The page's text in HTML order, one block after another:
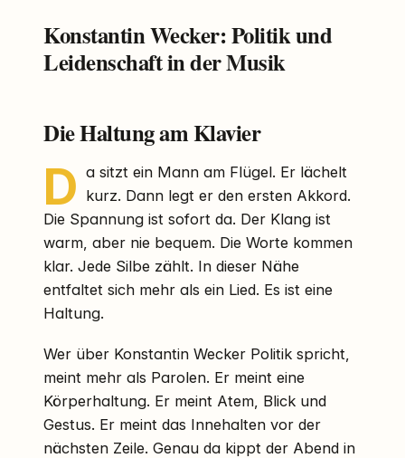
Konstantin Wecker: Politik und
Leidenschaft in der Musik
Die Haltung am Klavier
D a sitzt ein Mann am Flügel. Er lächelt
kurz. Dann legt er den ersten Akkord.
Die Spannung ist sofort da. Der Klang ist
warm, aber nie bequem. Die Worte kommen
klar. Jede Silbe zählt. In dieser Nähe
entfaltet sich mehr als ein Lied. Es ist eine
Haltung.
Wer über Konstantin Wecker Politik spricht,
meint mehr als Parolen. Er meint eine
Körperhaltung. Er meint Atem, Blick und
Gestus. Er meint das Innehalten vor der
nächsten Zeile. Genau da kippt der Abend in